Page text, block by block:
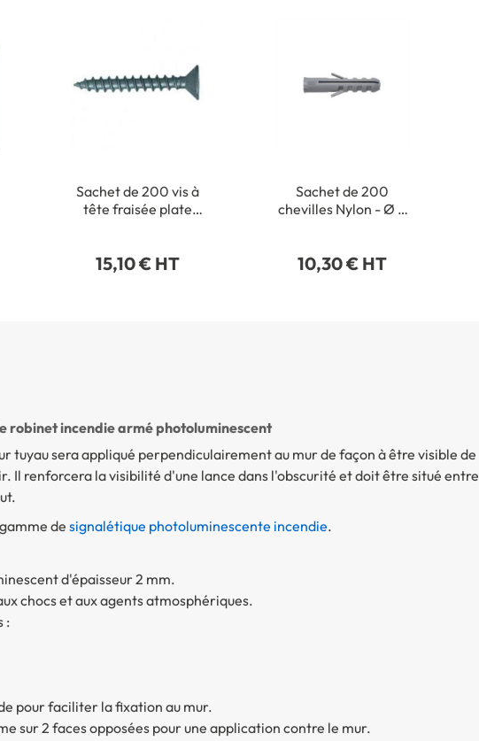
Sachet de 200 vis à
tête fraisée plate
15,10 € HT
Sachet de 200
chevilles Nylon - Ø 5
10,30 € HT
robinet incendie armé photoluminescent
tuyau sera appliqué perpendiculairement au mur de façon à être visible de
Il renforcera la visibilité d'une lance dans l'obscurité et doit être situé entre
de signalétique photoluminescente incendie.
d'épaisseur 2 mm.
chocs et aux agents atmosphériques.
:
pour faciliter la fixation au mur.
sur 2 faces opposées pour une application contre le mur.